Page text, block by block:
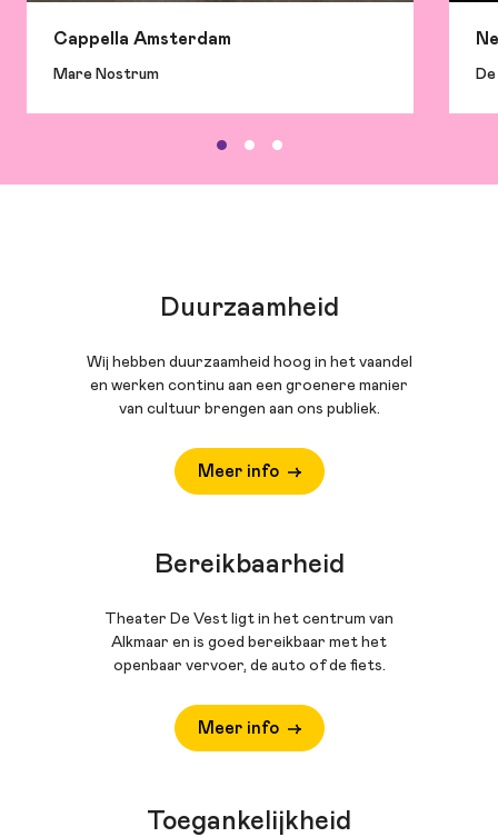
Cappella Amsterdam
Mare Nostrum
Duurzaamheid
Wij hebben duurzaamheid hoog in het vaandel
en werken continu aan een groenere manier
van cultuur brengen aan ons publiek.
Meer info
Bereikbaarheid
Theater De Vest ligt in het centrum van
Alkmaar en is goed bereikbaar met het
openbaar vervoer, de auto of de fiets.
Meer info
Toegankelijkheid